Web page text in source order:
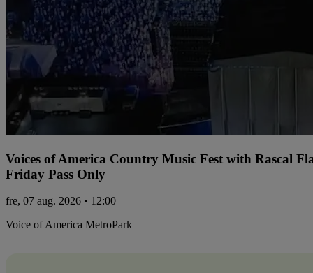
Voices of America Country Music Fest with Rascal
Friday Pass Only
fre, 07 aug. 2026 • 12:00
Voice of America MetroPark